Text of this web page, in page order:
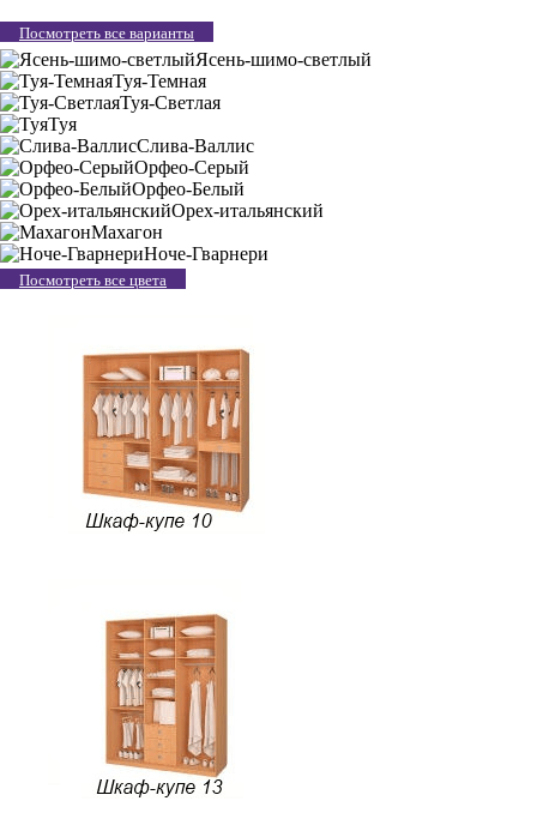
Посмотреть все варианты
Ясень-шимо-светлый
Туя-Темная
Туя-Светлая
Туя
Слива-Валлис
Орфео-Серый
Орфео-Белый
Орех-итальянский
Махагон
Ноче-Гварнери
Посмотреть все цвета